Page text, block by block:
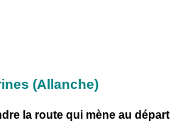
(Allanche)
la route qui mène au départ